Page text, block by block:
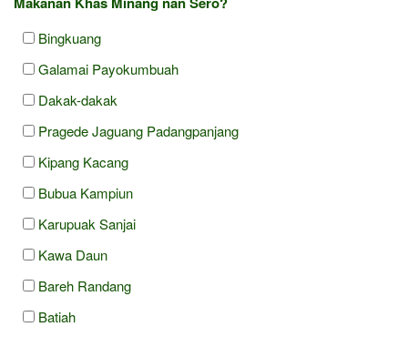
Bingkuang
Galamai Payokumbuah
Dakak-dakak
Pragede Jaguang Padangpanjang
Kipang Kacang
Bubua Kampiun
Karupuak Sanjai
Kawa Daun
Bareh Randang
Batiah